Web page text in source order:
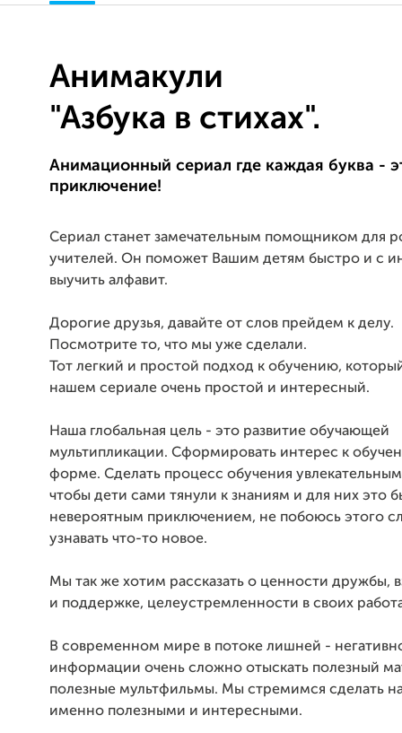
Анимакули
"Азбука в стихах".
Анимационный сериал где каждая буква -
приключение!
Сериал станет замечательным помощником для
учителей. Он поможет Вашим детям быстро и с
выучить алфавит.
Дорогие друзья, давайте от слов прейдем к делу.
Посмотрите то, что мы уже сделали.
Тот легкий и простой подход к обучению,
нашем сериале очень простой и интересный.
Наша глобальная цель - это развитие обучающей
мультипликации. Сформировать интерес к
форме. Сделать процесс обучения
чтобы дети сами тянули к знаниям и для них это
невероятным приключением, не побоюсь этого
узнавать что-то новое.
Мы так же хотим рассказать о ценности дружбы,
и поддержке, целеустремленности в своих
В современном мире в потоке лишней -
информации очень сложно отыскать полезный
полезные мультфильмы. Мы стремимся сделать
именно полезными и интересными.